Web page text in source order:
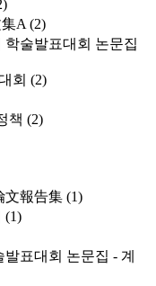
A (2)
술발표대회 논문집
회 (2)
책 (2)
文報告集 (1)
(1)
표대회 논문집 - 계